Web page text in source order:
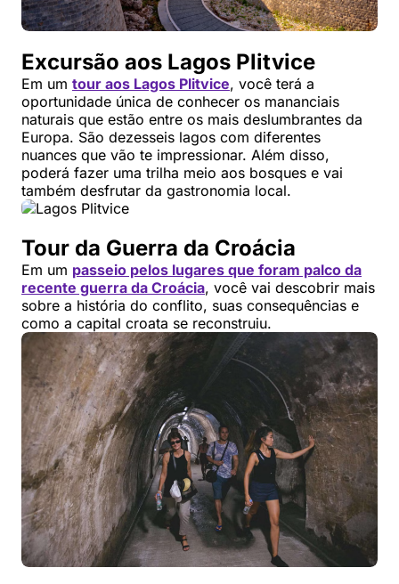
Excursão aos Lagos Plitvice
Em um tour aos Lagos Plitvice, você terá a
oportunidade única de conhecer os mananciais
naturais que estão entre os mais deslumbrantes da
Europa. São dezesseis lagos com diferentes
nuances que vão te impressionar. Além disso,
poderá fazer uma trilha meio aos bosques e vai
também desfrutar da gastronomia local.
Tour da Guerra da Croácia
Em um passeio pelos lugares que foram palco da
recente guerra da Croácia, você vai descobrir mais
sobre a história do conflito, suas consequências e
como a capital croata se reconstruiu.